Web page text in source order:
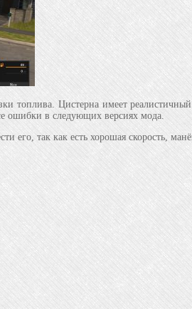
топлива. Цистерна имеет
ошибки в следующих версиях мода.
так как есть хорошая скорость,